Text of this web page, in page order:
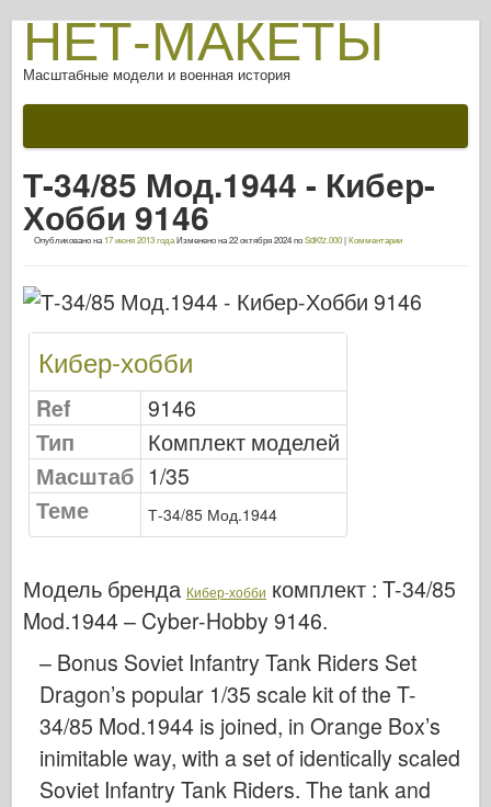
НЕТ-МАКЕТЫ
Масштабные модели и военная история
После битвы
Оружие AFV
Союзная ось
Броня в профиле
Конкорд
Орехи и болты
Новый авангард
Моделирование Osprey
Оспри Издательский
Сигнал эскадрильи
ТанкВласть
Ваффен-Арсенал
Макеты
Академии
Модели тузов
Клуб AFV
Т-34/85 Мод.1944 - Кибер-
Хобби 9146
Опубликовано на 17 июня 2013 годаИзменено на22 октября 2024поSdKfz.000|Комментарии
Кибер-хобби
Ref
9146
Тип
Комплект моделей
Масштаб 1/35
Теме
Т-34/85 Мод.1944
Модель бренда Кибер-хобби комплект : T-34/85
Mod.1944 – Cyber-Hobby 9146.
– Bonus Soviet Infantry Tank Riders Set
Dragon’s popular 1/35 scale kit of the T-
34/85 Mod.1944 is joined, in Orange Box’s
inimitable way, with a set of identically scaled
Soviet Infantry Tank Riders. The tank and